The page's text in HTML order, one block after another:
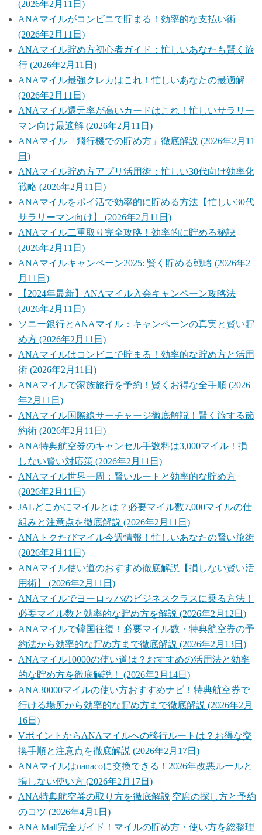
(2026年2月11日)
ANAマイルがコンビニで貯まる！効率的な支払い術
(2026年2月11日)
ANAマイル貯め方初心者ガイド：忙しいあなたも賢く旅
行 (2026年2月11日)
ANAマイル最強クレカはこれ！忙しいあなたの最適解
(2026年2月11日)
ANAマイル還元率が高いカードはこれ！忙しいサラリー
マン向け最適解 (2026年2月11日)
ANAマイル「飛行機での貯め方」徹底解説 (2026年2月11
日)
ANAマイル貯め方アプリ活用術：忙しい30代向け効率化
戦略 (2026年2月11日)
ANAマイルをポイ活で効率的に貯める方法【忙しい30代
サラリーマン向け】 (2026年2月11日)
ANAマイル二重取り完全攻略！効率的に貯める秘訣
(2026年2月11日)
ANAマイルキャンペーン2025: 賢く貯める戦略 (2026年2
月11日)
【2024年最新】ANAマイル入会キャンペーン攻略法
(2026年2月11日)
ソニー銀行とANAマイル：キャンペーンの真実と賢い貯
め方 (2026年2月11日)
ANAマイルはコンビニで貯まる！効率的な貯め方と活用
術 (2026年2月11日)
ANAマイルで家族旅行を予約！賢くお得な全手順 (2026
年2月11日)
ANAマイル国際線サーチャージ徹底解説！賢く旅する節
約術 (2026年2月11日)
ANA特典航空券のキャンセル手数料は3,000マイル！損
しない賢い対応策 (2026年2月11日)
ANAマイル世界一周：賢いルートと効率的な貯め方
(2026年2月11日)
JALどこかにマイルとは？必要マイル数7,000マイルの仕
組みと注意点を徹底解説 (2026年2月11日)
ANAトクたびマイル今週情報！忙しいあなたの賢い旅術
(2026年2月11日)
ANAマイル使い道のおすすめ徹底解説【損しない賢い活
用術】 (2026年2月11日)
ANAマイルでヨーロッパのビジネスクラスに乗る方法！
必要マイル数と効率的な貯め方を解説 (2026年2月12日)
ANAマイルで韓国往復！必要マイル数・特典航空券の予
約法から効率的な貯め方まで徹底解説 (2026年2月13日)
ANAマイル10000の使い道は？おすすめの活用法と効率
的な貯め方を徹底解説！ (2026年2月14日)
ANA30000マイルの使い方おすすめナビ！特典航空券で
行ける場所から効率的な貯め方まで徹底解説 (2026年2月
16日)
VポイントからANAマイルへの移行ルートは？お得な交
換手順と注意点を徹底解説 (2026年2月17日)
ANAマイルはnanacoに交換できる！2026年改悪ルールと
損しない使い方 (2026年2月17日)
ANA特典航空券の取り方を徹底解説|空席の探し方と予約
のコツ (2026年4月1日)
ANA Mall完全ガイド！マイルの貯め方・使い方を総整理